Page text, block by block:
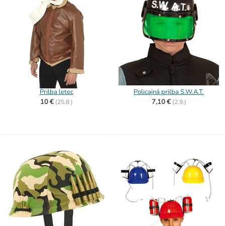
Prilba letec
10 € (25.8.)
Policajná prilba S.W.A.T.
7,10 € (2.9.)